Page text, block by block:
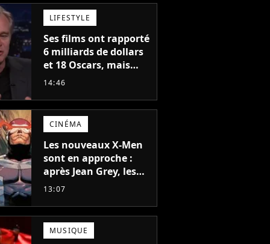
LIFESTYLE
Ses films ont rapporté
6 milliards de dollars
et 18 Oscars, mais
Christopher Nolan a
genre de films très
particulier
14:46
CINÉMA
Les nouveaux X-Men
sont en approche :
après Jean Grey, les
acteurs qui vont jouer
Cyclope trouvés !
13:07
MUSIQUE